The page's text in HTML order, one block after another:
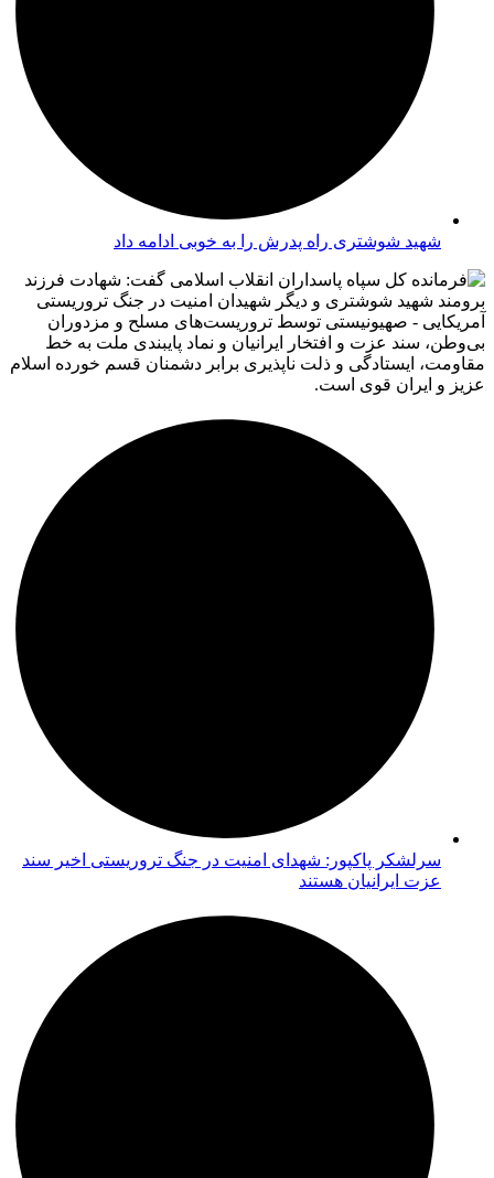
شهید شوشتری راه پدرش را به خوبی ادامه داد
سرلشکر پاکپور: شهدای امنیت در جنگ تروریستی اخیر سند
عزت ایرانیان هستند